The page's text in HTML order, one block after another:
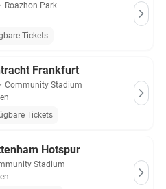
・ Roazhon Park
Tickets
Frankfurt
・ Community Stadium
Tickets
Hotspur
Stadium